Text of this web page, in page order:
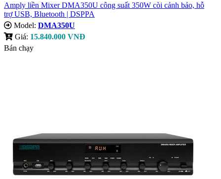
Amply liền Mixer DMA350U công suất 350W còi cảnh bảo, hỗ
trợ USB, Bluetooth | DSPPA
Model: DMA350U
Giá: 15.840.000 VNĐ
Bán chạy